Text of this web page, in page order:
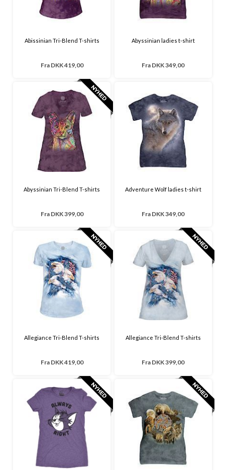
Abissinian Tri-Blend T-shirts
Fra DKK 419,00
Abyssinian ladies t-shirt
Fra DKK 349,00
Abyssinian Tri-Blend T-shirts
Fra DKK 399,00
Adventure Wolf ladies t-shirt
Fra DKK 349,00
Allegiance Tri-Blend T-shirts
Fra DKK 419,00
Allegiance Tri-Blend T-shirts
Fra DKK 399,00